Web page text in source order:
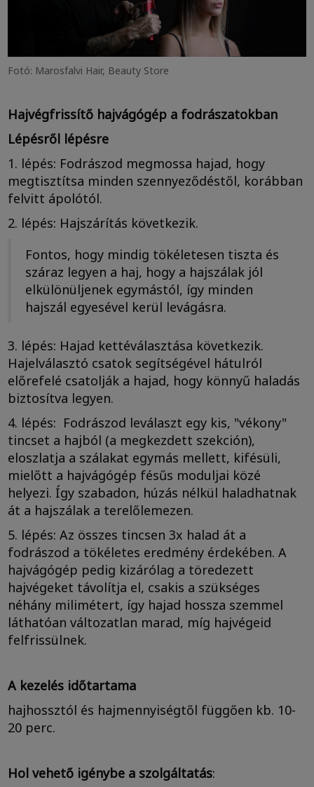
Fotó: Marosfalvi Hair, Beauty Store
Hajvégfrissítő hajvágógép a fodrászatokban
Lépésről lépésre
1. lépés: Fodrászod megmossa hajad, hogy
megtisztítsa minden szennyeződéstől, korábban
felvitt ápolótól.
2. lépés: Hajszárítás következik.
Fontos, hogy mindig tökéletesen tiszta és
száraz legyen a haj, hogy a hajszálak jól
elkülönüljenek egymástól, így minden
hajszál egyesével kerül levágásra.
3. lépés: Hajad kettéválasztása következik.
Hajelválasztó csatok segítségével hátulról
előrefelé csatolják a hajad, hogy könnyű haladás
biztosítva legyen.
4. lépés: Fodrászod leválaszt egy kis, "vékony"
tincset a hajból (a megkezdett szekción),
eloszlatja a szálakat egymás mellett, kifésüli,
mielőtt a hajvágógép fésűs moduljai közé
helyezi. Így szabadon, húzás nélkül haladhatnak
át a hajszálak a terelőlemezen.
5. lépés: Az összes tincsen 3x halad át a
fodrászod a tökéletes eredmény érdekében. A
hajvágógép pedig kizárólag a töredezett
hajvégeket távolítja el, csakis a szükséges
néhány milimétert, így hajad hossza szemmel
láthatóan változatlan marad, míg hajvégeid
felfrissülnek.
A kezelés időtartama
hajhossztól és hajmennyiségtől függően kb. 10-
20 perc.
Hol vehető igénybe a szolgáltatás: